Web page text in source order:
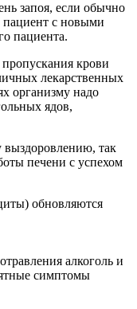
запоя, если обычно
пациент с новыми
пациента.
крови
лекарственных
организму надо
ядов,
выздоровлению, так
печени с успехом
обновляются
алкоголь и
симптомы